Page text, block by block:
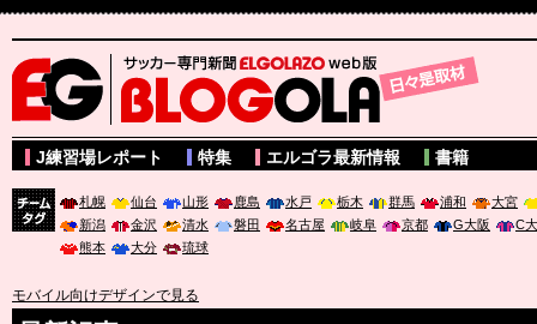
サッカー専門新聞ELGOLAZO web版 BLOGOLA
J練習場レポート 特集 エルゴラ最新情報 書籍
札幌 仙台 山形 鹿島 水戸 栃木 群馬 浦和
大宮
新潟
金沢 清水 磐田 名古屋 岐阜 京都 G大阪
C
熊本
大分 琉球
モバイル向けデザインで見る